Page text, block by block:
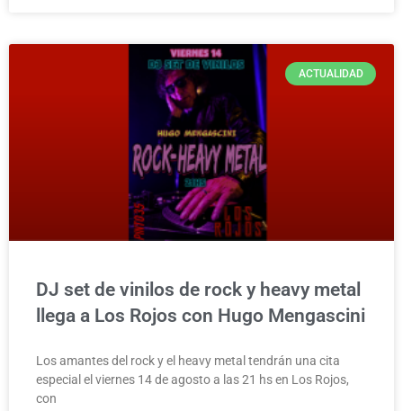
ACTUALIDAD
DJ set de vinilos de rock y heavy metal
llega a Los Rojos con Hugo Mengascini
Los amantes del rock y el heavy metal tendrán una cita
especial el viernes 14 de agosto a las 21 hs en Los Rojos,
con